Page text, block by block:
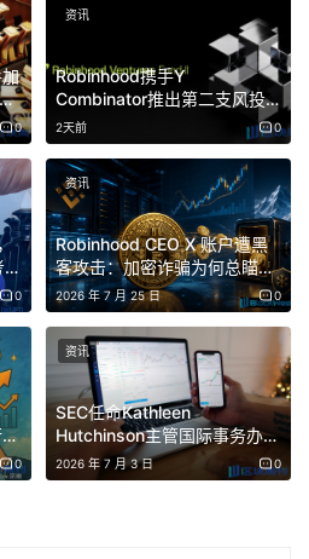
於其自身的基本面，而非 25 個
傳統金融也在上鏈
資產 ，如股票、不動產或商品，
。與傳統投資方式相比，這種模
短結算時間、提高透明度與可及
探索應用場景。
專為代幣化資產交易設計全鏈網
與 Securitize 共同打造的機
等。
積極擁抱區塊鏈。包括花旗銀行
0
Robinhood携手Y
Combinator推出第二支风投
基金RVII，25美元开启散户
IPO认购
2天前 0
资讯
0
Robinhood CEO X 账户遭黑
客攻击：加密诈骗为何总瞄准
可信赖品牌？
2026 年 7 月 25 日 0
资讯
0
SEC任命Kathleen
Hutchinson主管国际事务办公
室，比特币ETF流出近3亿美
元，Robinhood推出公开
2026 年 7 月 3 日 0
资讯